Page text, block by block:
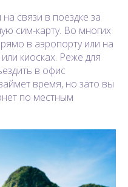
связи в поездке за
сим-карту. Во многих
в аэропорту или на
киосках. Реже для
в офис
время, но зато вы
по местным